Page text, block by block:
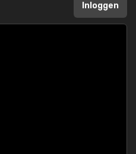
Inloggen